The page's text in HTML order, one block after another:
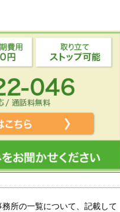
所の一覧について、記載して